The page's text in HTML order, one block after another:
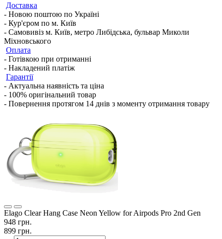
Доставка
- Новою поштою по Україні
- Кур'єром по м. Київ
- Самовивіз м. Київ, метро Либідська, бульвар Миколи
Міхновського
Оплата
- Готівкою при отриманні
- Накладений платіж
Гарантії
- Актуальна наявність та ціна
- 100% оригінальний товар
- Повернення протягом 14 днів з моменту отримання товару
Elago Clear Hang Case Neon Yellow for Airpods Pro 2nd Gen
948 грн.
899 грн.